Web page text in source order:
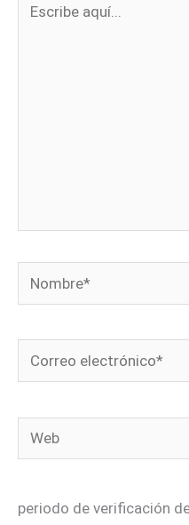
Nombre*
Correo
electrónico*
Web
periodo de verificación